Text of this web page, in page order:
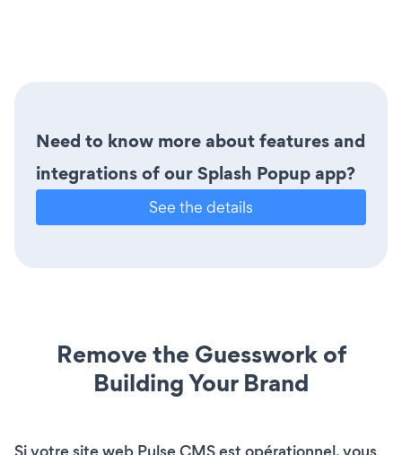
Need to know more about features and
integrations of our Splash Popup app?
See the details
Remove the Guesswork of
Building Your Brand